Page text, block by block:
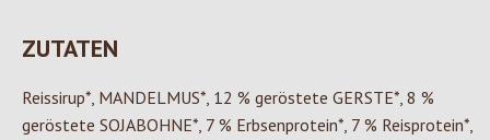
ZUTATEN
Reissirup*, MANDELMUS*, 12 % geröstete GERSTE*, 8 %
geröstete SOJABOHNE*, 7 % Erbsenprotein*, 7 % Reisprotein*,